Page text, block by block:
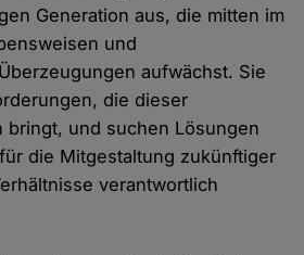
Generation aus, die mitten im
und
aufwächst. Sie
die dieser
bringt, und suchen Lösungen
die Mitgestaltung zukünftiger
verantwortlich